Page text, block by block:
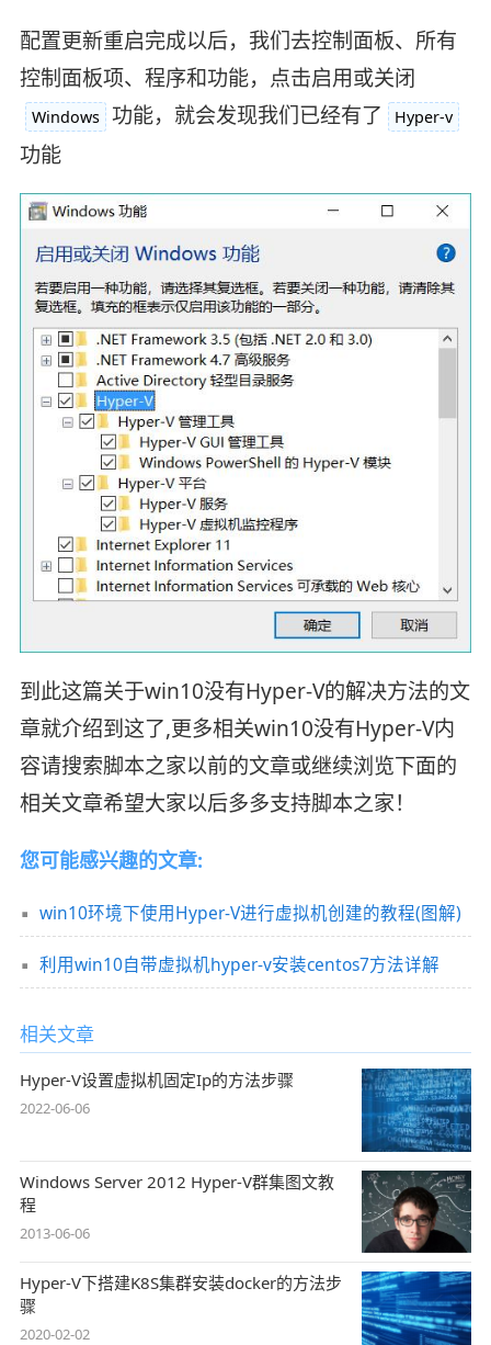
配置更新重启完成以后，我们去控制面板、所有
控制面板项、程序和功能，点击启用或关闭
Windows 功能，就会发现我们已经有了 Hyper-v
功能
到此这篇关于win10没有Hyper-V的解决方法的文
章就介绍到这了,更多相关win10没有Hyper-V内
容请搜索脚本之家以前的文章或继续浏览下面的
相关文章希望大家以后多多支持脚本之家！
您可能感兴趣的文章:
win10环境下使用Hyper-V进行虚拟机创建的教程(图解)
利用win10自带虚拟机hyper-v安装centos7方法详解
相关文章
Hyper-V设置虚拟机固定Ip的方法步骤
2022-06-06
Windows Server 2012 Hyper-V群集图文教
程
2013-06-06
Hyper-V下搭建K8S集群安装docker的方法步
骤
2020-02-02